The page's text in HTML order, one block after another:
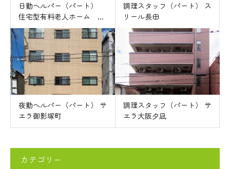
日勤ヘルパー（パート）
住宅型有料老人ホーム ...
調理スタッフ（パート） ス
リール長田
夜勤ヘルパー（パート） サ
エラ御影塚町
調理スタッフ（パート） サ
エラ大阪夕凪
カテゴリー